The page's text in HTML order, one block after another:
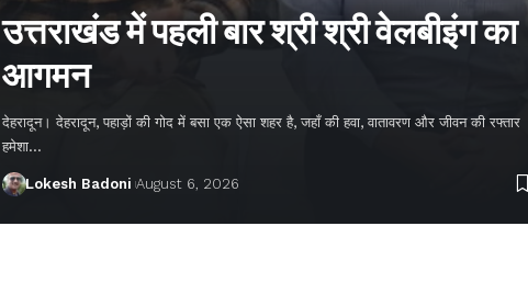
उत्तराखंड में पहली बार श्री श्री वेलबीइंग का
आगमन
देहरादून। देहरादून, पहाड़ों की गोद में बसा एक ऐसा शहर है, जहाँ की हवा, वातावरण और जीवन की रफ्तार
हमेशा…
Lokesh Badoni August 6, 2026